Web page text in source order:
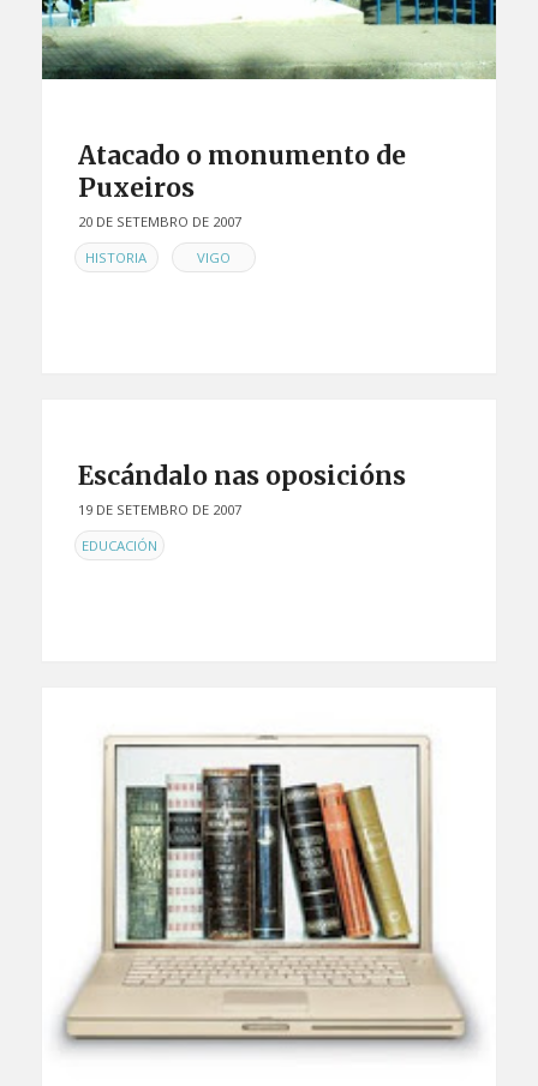
Atacado o monumento de
Puxeiros
20 DE SETEMBRO DE 2007
EN HISTORIA , VIGO
Escándalo nas oposicións
19 DE SETEMBRO DE 2007
ENEDUCACIÓN